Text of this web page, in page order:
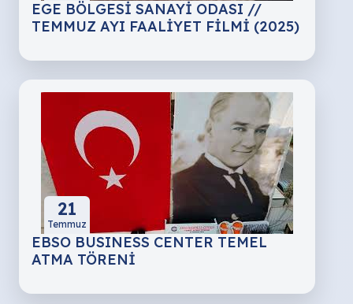
EGE BÖLGESİ SANAYİ ODASI //
TEMMUZ AYI FAALİYET FİLMİ (2025)
21
Temmuz
EBSO BUSINESS CENTER TEMEL
ATMA TÖRENİ